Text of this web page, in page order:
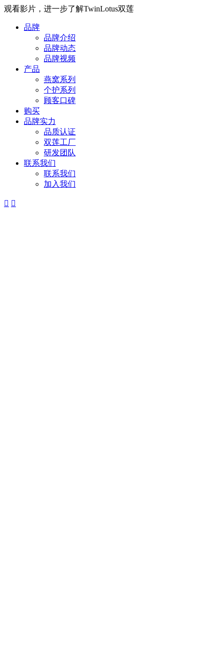
观看影片，进一步了解TwinLotus双莲
品牌
品牌介绍
品牌动态
品牌视频
产品
燕窝系列
个护系列
顾客口碑
购买
品牌实力
品质认证
双莲工厂
研发团队
联系我们
联系我们
加入我们
 